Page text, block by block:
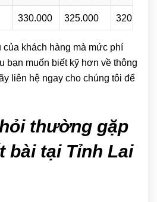
330.000 325.000 320.000
của khách hàng mà mức phí
bạn muốn biết kỹ hơn về thông
liên hệ ngay cho chúng tôi để
thường gặp
bài tại Tỉnh Lai